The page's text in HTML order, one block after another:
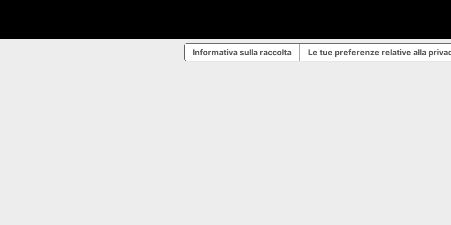
Informativa sulla raccolta Le tue preferenze relative alla